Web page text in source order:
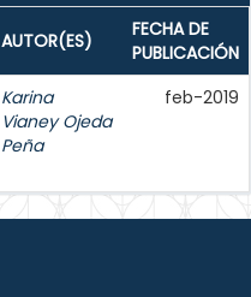
AUTOR(ES)
FECHA DE
PUBLICACIÓN
Karina
Vianey Ojeda
Peña
feb-2019